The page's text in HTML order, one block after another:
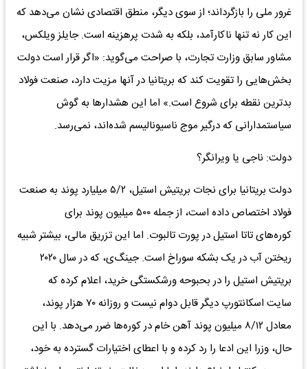
غرور ملی را بازگرداند؛ از سوی دیگر، منطق اقتصادی نشان می‌دهد که
این کار نه تنها ناکارآمد، بلکه به شدت پرهزینه است. جایلز ویلکس،
مشاور سابق وزارت تجارت، با صراحت می‌گوید: «اگر قرار است دولت
بخش‌هایی را تقویت کند که بریتانیا در آنها مزیت دارد، صنعت فولاد
بدترین نقطه برای شروع است.» اما این هشدارها به گوش
سیاستمدارانی که درگیر موج ناسیونالیسم شده‌اند، نمی‌رسد.
دولت: ناجی یا ویرانگر؟
دولت بریتانیا برای نجات بریتیش استیل، ۵/۲ میلیارد پوند به صنعت
فولاد اختصاص داده است، از جمله ۵۰۰ میلیون پوند برای
کوره‌های تاتا استیل در پورت تالبوت. اما این تزریق مالی، بیشتر شبیه
ریختن آب در یک بشکه سوراخ است. جینگ‌ی، که در سال ۲۰۲۰
بریتیش استیل را در بحبوحه ورشکستگی خرید، اعلام کرده که
سایت اسکانتورپ دیگر قابل دوام نیست و روزانه ۷۰ هزار پوند،
معادل ۸/۱۲ میلیون پوند آهن خام در کوره‌ها ضرر می‌دهد. با این
حال، وزرا این ادعا را رد کرده و با اعطای اختیارات گسترده به خود،